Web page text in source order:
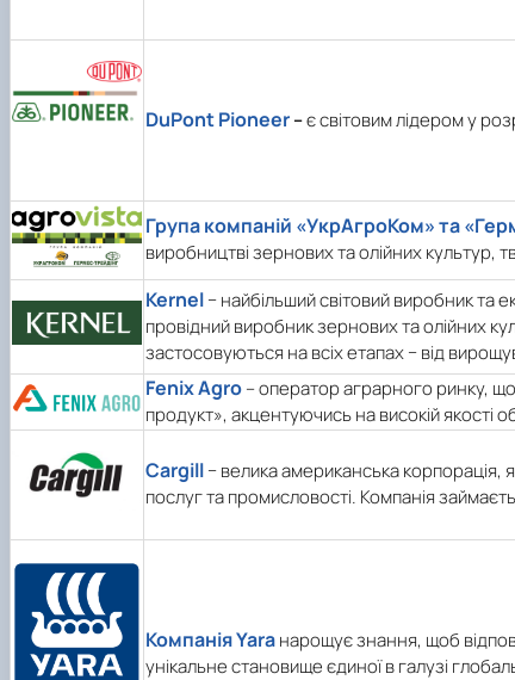
DuPont Pioneer–є світовим лідером у
Група компаній «УкрАгроКом» та
виробництві зернових та олійних культур,
Kernel− найбільший світовий виробник та
провідний виробник зернових та олійних
застосовуються на всіх етапах − від
Fenix Agro– оператор аграрного ринку,
продукт», акцентуючись на високій якості
Cargill− велика американська корпорація,
послуг та промисловості. Компанія
Компанія Yaraнарощує знання, щоб
унікальне становище єдиної в галузі